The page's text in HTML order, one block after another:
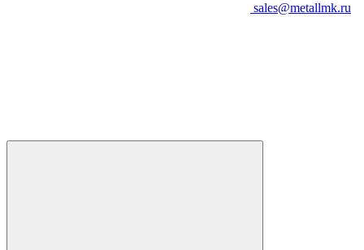
sales@metallmk.ru